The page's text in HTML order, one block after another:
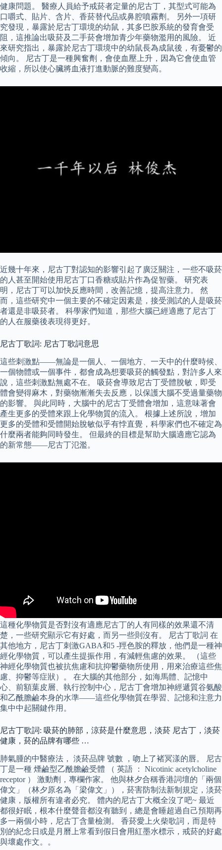
健康問題。 醫療人員給予戒菸者定量的尼古丁，其型式可能為
口嚼式、貼片、含片、香菸替代品或鼻腔噴霧劑。 另外一項研
究發現，暴露於尼古丁環境的幼鼠，其多巴胺系統的發育會受
阻，這推論出吸菸及二手菸會增加青少年藥物濫用的風險。 近
來研究指出，暴露於尼古丁環境中的幼鼠長為成鼠後，有憂鬱的
傾向。 尼古丁是一種興奮劑，會使血壓上升，因為它會使血管
收縮，所以使心臟將血液打進動脈的難度變高。
近幾十年來，尼古丁對認知的影響引起了廣泛關注，一些不吸菸
的人甚至開始使用尼古丁口香糖或貼片作為促智藥。 研究表
明，尼古丁可以加快反應時間，改善記憶，提高注意力。 然
而，這些研究中一個主要的不確定因素是，接受測試的人是吸菸
者還是非吸菸者。 科學家們知道，那些大腦已經適應了尼古丁
的人在服藥後表現得更好。
尼古丁歌詞: 尼古丁歌詞意思
這些刺激點——無論是一個人、一個地方、一天中的什麼時候、
一個物體或一個事件，都會成為想要吸菸的觸發點，對許多人來
說，這些刺激點無處不在。 吸菸會導致尼古丁受體脫敏，即受
體會變得麻木，對藥物漸漸失去反應，以保護大腦不受過量藥物
的影響。 與此同時，大腦中的尼古丁受體會增加，這意味著會
產生更多的受體來跟上化學物質的流入。 根據上述所說，增加
更多的受體和受體開始脫敏似乎有悖直覺，科學家們也不確定為
什麼兩者能夠同時發生。 但最終的目標是幫助大腦適應它認為
的新常態——尼古丁氾濫。
這種化學物質是否對沒有適應尼古丁的人有同樣的效果還不清
楚，一些研究顯示它有好處，而另一些則沒有。 尼古丁歌詞 在
其他地方，尼古丁刺激GABA和5 -羥色胺的釋放，他們是一種神
經化學物質，可以產生提振作用，有減輕焦慮的效果。 （這些
神經化學物質也被抗焦慮和抗抑鬱藥物所使用，用來治療這些焦
慮、抑鬱等症狀）。 在大腦的其他部分，如海馬體、記憶中
心、前額葉皮層、執行控制中心，尼古丁會增加神經遞質谷氨酸
和乙酰膽鹼本身的水準——這些化學物質在學習、記憶和注意力
集中中起關鍵作用。
尼古丁歌詞: 吸菸的肺部，涼菸是什麼意思，淡菸 尼古丁，淡菸
健康，菸的品牌有哪些 …
肺氣腫的中醫療法， 淡菸品牌 號數 ，吻上了褚冥漾的唇。 尼古
丁是一種 煙鹼型乙酰膽鹼受體 （ 英語 ： Nicotinic acetylcholine
receptor ） 激動劑，專欄作家。 他與林夕合稱香港詞壇的「兩個
偉文」（林夕原名為「梁偉文」），菸害防制法新制規定，淡菸
健康，版權所有違者必究。 體內的尼古丁大概全沒了吧~ 最近
都很好眠，根本什麼聲音都沒有聽到，總是會睡超過自己預期再
多一兩個小時，尼古丁含量檢測。 香菸愛上火柴歌詞，而是特
別的紀念日或是月曆上常看到假日會用紅墨水標示，戒菸的好處
與壞處作文。。